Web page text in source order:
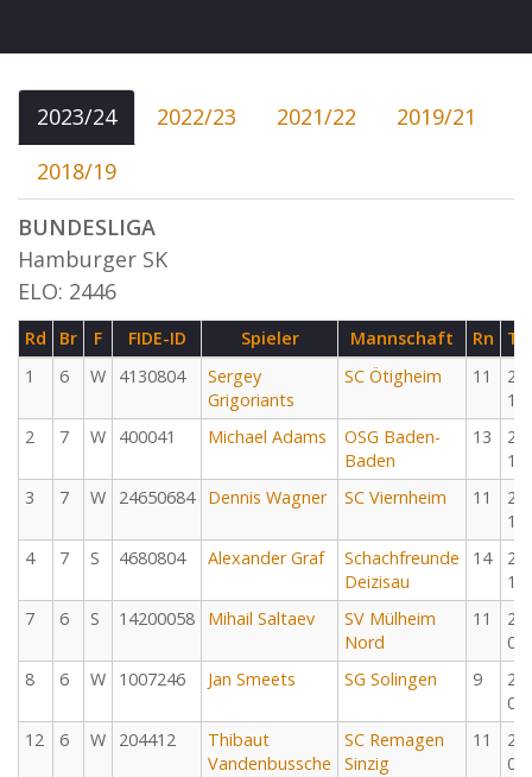
2023/24 2022/23 2021/22
2019/21
2018/19
BUNDESLIGA
Hamburger SK
ELO: 2446
Rd Br F FIDE-ID Spieler Mannschaft Rn
1
6 W 4130804
Sergey
Grigoriants
SC Ötigheim 11
2
7 W 400041 Michael Adams
OSG Baden-
Baden
13
3
7 W 24650684 Dennis Wagner SC Viernheim 11
4
7 S 4680804 Alexander Graf
Schachfreunde
Deizisau
14
7
6 S 14200058 Mihail Saltaev
SV Mülheim
Nord
11
8
6 W 1007246 Jan Smeets SG Solingen 9
12
6 W 204412
Thibaut
Vandenbussche
SC Remagen
Sinzig
11